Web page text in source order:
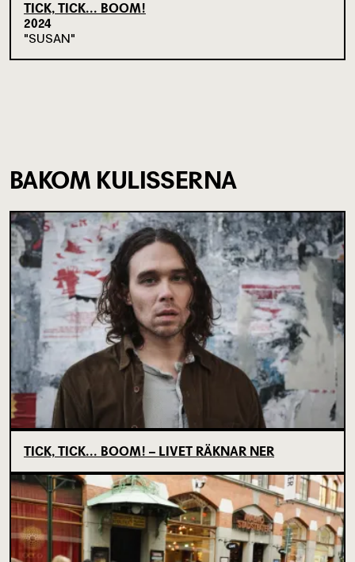
TICK, TICK... BOOM!
2024
SUSAN
BAKOM KULISSERNA
TICK, TICK... BOOM! – LIVET RÄKNAR NER